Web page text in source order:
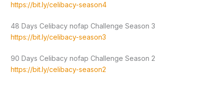
https://bit.ly/celibacy-season4
48 Days Celibacy nofap Challenge Season 3
https://bit.ly/celibacy-season3
90 Days Celibacy nofap Challenge Season 2
https://bit.ly/celibacy-season2